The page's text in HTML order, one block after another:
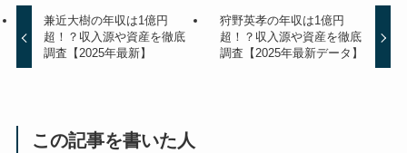
兼近大樹の年収は1億円
超！？収入源や資産を徹底
調査【2025年最新】
狩野英孝の年収は1億円
超！？収入源や資産を徹底
調査【2025年最新データ】
この記事を書いた人